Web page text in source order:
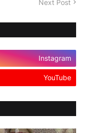
Next Post
Instagram
YouTube